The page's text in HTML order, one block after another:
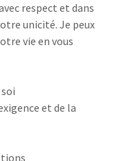
respect et dans
unicité. Je peux
vie en vous
et de la